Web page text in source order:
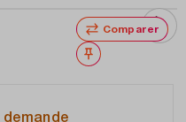
Comparer
Noter
demande